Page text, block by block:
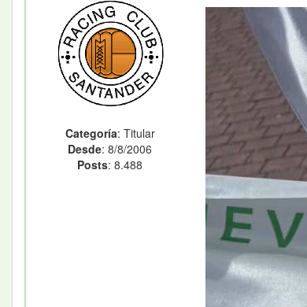
Categoría: Titular
Desde: 8/8/2006
Posts: 8.488